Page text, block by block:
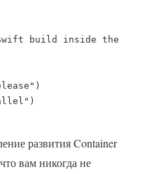
build inside the
развития Container
вам никогда не